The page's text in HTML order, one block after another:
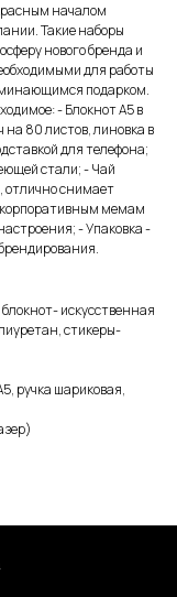
началом
Такие наборы
нового бренда и
для работы
подарком.
- Блокнот А5 в
на 80 листов, линовка в
для телефона;
стали; - Чай
отлично снимает
корпоративным мемам
- Упаковка -
искусственная
стикеры-
ручка шариковая,